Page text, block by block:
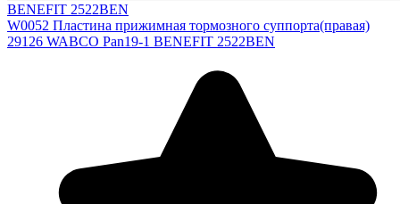
BENEFIT 2522BEN
W0052 Пластина прижимная тормозного суппорта(правая)
29126 WABCO Pan19-1 BENEFIT 2522BEN